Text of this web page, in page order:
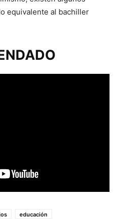
equivalente al bachiller
educación